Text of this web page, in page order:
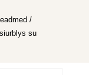
/
su